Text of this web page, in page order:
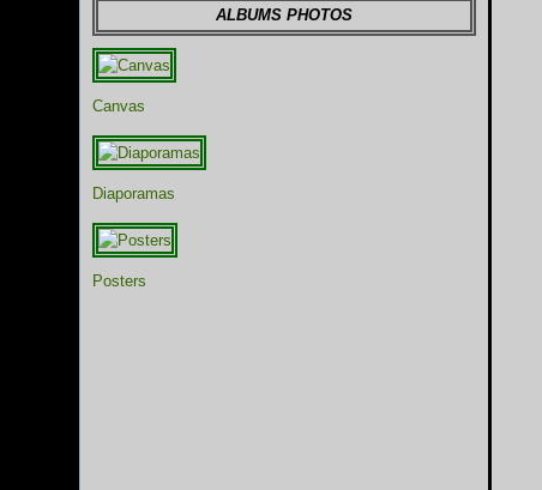
ALBUMS PHOTOS
Canvas
Diaporamas
Posters